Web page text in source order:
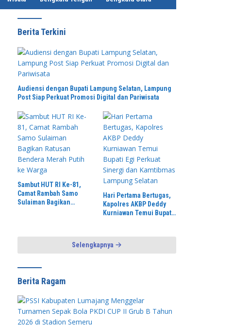
Berita Terkini
Audiensi dengan Bupati Lampung Selatan, Lampung
Post Siap Perkuat Promosi Digital dan Pariwisata
Sambut HUT RI Ke-81,
Camat Rambah Samo
Sulaiman Bagikan
Hari Pertama Bertugas,
Kapolres AKBP Deddy
Kurniawan Temui Bupati
Selatan
Selengkapnya
Berita Ragam